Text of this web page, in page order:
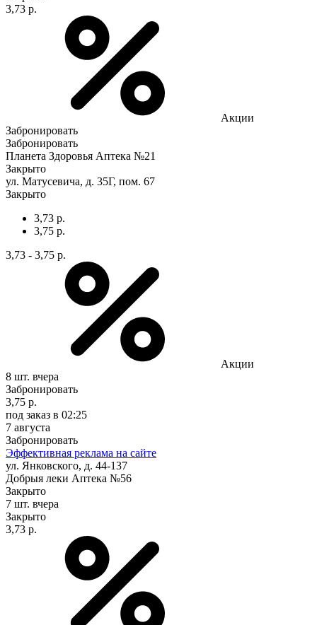
3,73 р.
Акции
Забронировать
Забронировать
Планета Здоровья Аптека №21
Закрыто
ул. Матусевича, д. 35Г, пом. 67
Закрыто
3,73 р.
3,75 р.
3,73 - 3,75 р.
Акции
8 шт. вчера
Забронировать
3,75 р.
под заказ в 02:25
7 августа
Забронировать
Эффективная реклама на сайте
ул. Янковского, д. 44-137
Добрыя леки Аптека №56
Закрыто
7 шт. вчера
Закрыто
3,73 р.